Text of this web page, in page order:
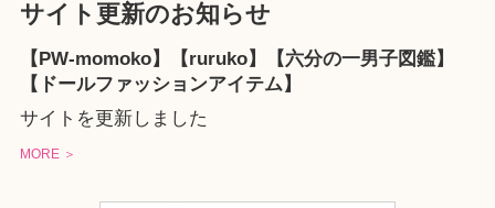
サイト更新のお知らせ
【PW-momoko】【ruruko】【六分の一男子図鑑】
【ドールファッションアイテム】
サイトを更新しました
MORE ＞